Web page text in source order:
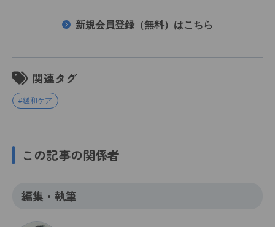
新規会員登録（無料）はこちら
関連タグ
#緩和ケア
この記事の関係者
編集・執筆